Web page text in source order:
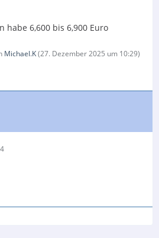
habe 6,600 bis 6,900 Euro
Michael.K(27. Dezember 2025 um 10:29)